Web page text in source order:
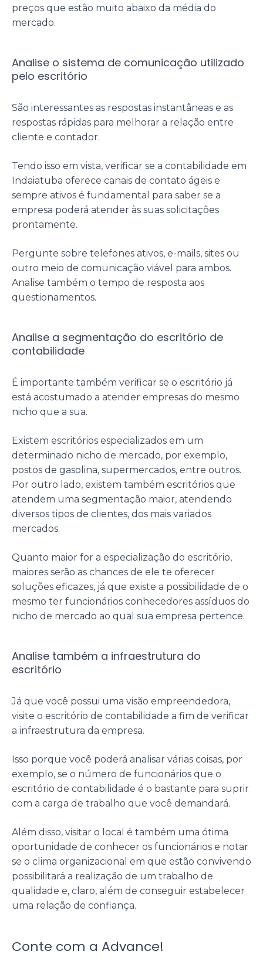
preços que estão muito abaixo da média do
mercado.
Analise o sistema de comunicação utilizado
pelo escritório
São interessantes as respostas instantâneas e as
respostas rápidas para melhorar a relação entre
cliente e contador.
Tendo isso em vista, verificar se a contabilidade em
Indaiatuba oferece canais de contato ágeis e
sempre ativos é fundamental para saber se a
empresa poderá atender às suas solicitações
prontamente.
Pergunte sobre telefones ativos, e-mails, sites ou
outro meio de comunicação viável para ambos.
Analise também o tempo de resposta aos
questionamentos.
Analise a segmentação do escritório de
contabilidade
É importante também verificar se o escritório já
está acostumado a atender empresas do mesmo
nicho que a sua.
Existem escritórios especializados em um
determinado nicho de mercado, por exemplo,
postos de gasolina, supermercados, entre outros.
Por outro lado, existem também escritórios que
atendem uma segmentação maior, atendendo
diversos tipos de clientes, dos mais variados
mercados.
Quanto maior for a especialização do escritório,
maiores serão as chances de ele te oferecer
soluções eficazes, já que existe a possibilidade de o
mesmo ter funcionários conhecedores assíduos do
nicho de mercado ao qual sua empresa pertence.
Analise também a infraestrutura do
escritório
Já que você possui uma visão empreendedora,
visite o escritório de contabilidade a fim de verificar
a infraestrutura da empresa.
Isso porque você poderá analisar várias coisas, por
exemplo, se o número de funcionários que o
escritório de contabilidade é o bastante para suprir
com a carga de trabalho que você demandará.
Além disso, visitar o local é também uma ótima
oportunidade de conhecer os funcionários e notar
se o clima organizacional em que estão convivendo
possibilitará a realização de um trabalho de
qualidade e, claro, além de conseguir estabelecer
uma relação de confiança.
Conte com a Advance!